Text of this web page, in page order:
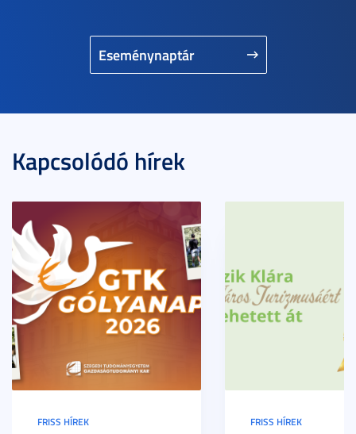
Eseménynaptár
Kapcsolódó hírek
FRISS HÍREK FRISS HÍREK